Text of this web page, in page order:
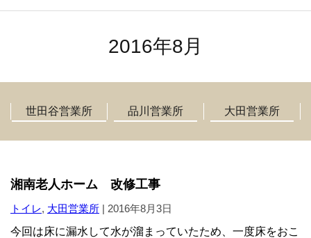
2016年8月
世田谷営業所 品川営業所 大田営業所
湘南老人ホーム 改修工事
トイレ, 大田営業所 | 2016年8月3日
今回は床に漏水して水が溜まっていたため、一度床をおこ